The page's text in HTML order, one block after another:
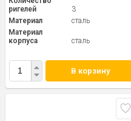
ригелей
3
Материал
сталь
Материал
корпуса
сталь
В корзину